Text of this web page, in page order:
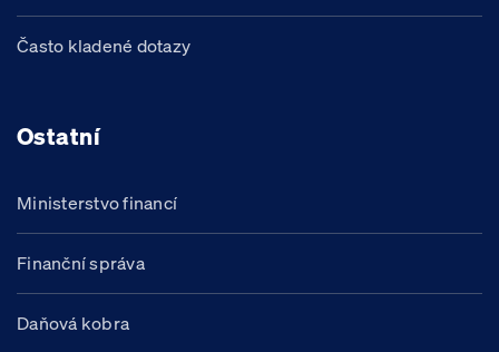
Často kladené dotazy
Ostatní
Ministerstvo financí
Finanční správa
Daňová kobra